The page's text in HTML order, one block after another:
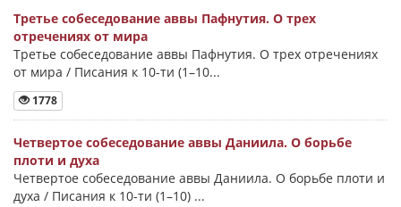
Третье собеседование аввы Пафнутия. О трех
отречениях от мира
Третье собеседование аввы Пафнутия. О трех отречениях
от мира / Писания к 10-ти (1–10...
1778
Четвертое собеседование аввы Даниила. О борьбе
плоти и духа
Четвертое собеседование аввы Даниила. О борьбе плоти и
духа / Писания к 10-ти (1–10) ...